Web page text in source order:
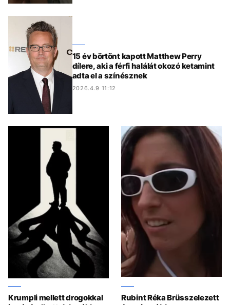
15 év börtönt kapott Matthew Perry
dílere, aki a férfi halálát okozó ketamint
adta el a színésznek
2026.4.9 11:12
Krumpli mellett drogokkal
Rubint Réka Brüsszelezett